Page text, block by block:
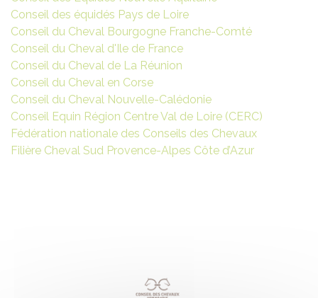
Conseil des équidés Pays de Loire
Conseil du Cheval Bourgogne Franche-Comté
Conseil du Cheval d'Ile de France
Conseil du Cheval de La Réunion
Conseil du Cheval en Corse
Conseil du Cheval Nouvelle-Calédonie
Conseil Equin Région Centre Val de Loire (CERC)
Fédération nationale des Conseils des Chevaux
Filière Cheval Sud Provence-Alpes Côte d’Azur